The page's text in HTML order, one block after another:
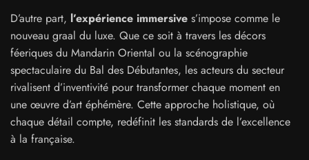
D’autre part, l’expérience immersive s’impose comme le
nouveau graal du luxe. Que ce soit à travers les décors
féeriques du Mandarin Oriental ou la scénographie
spectaculaire du Bal des Débutantes, les acteurs du secteur
rivalisent d’inventivité pour transformer chaque moment en
une œuvre d’art éphémère. Cette approche holistique, où
chaque détail compte, redéfinit les standards de l’excellence
à la française.